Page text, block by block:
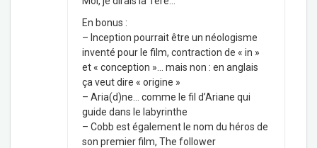
En bonus :
– Inception pourrait être un néologisme
inventé pour le film, contraction de « in »
et « conception »… mais non : en anglais
ça veut dire « origine »
– Aria(d)ne… comme le fil d’Ariane qui
guide dans le labyrinthe
– Cobb est également le nom du héros de
son premier film, The follower